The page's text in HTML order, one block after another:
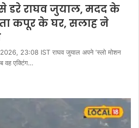
राघव जुयाल, मदद के
कपूर के घर, सलाह ने
23:08 IST राघव जुयाल अपने ‘स्लो मोशन
वह एक्टिंग…